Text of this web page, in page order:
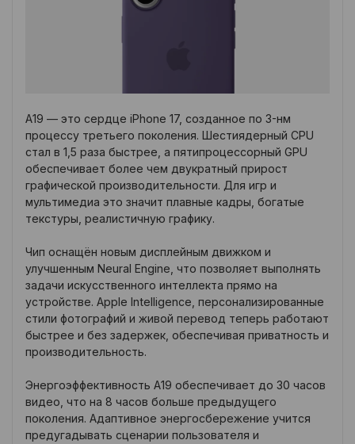
A19 — это сердце iPhone 17, созданное по 3-нм
процессу третьего поколения. Шестиядерный CPU
стал в 1,5 раза быстрее, а пятипроцессорный GPU
обеспечивает более чем двукратный прирост
графической производительности. Для игр и
мультимедиа это значит плавные кадры, богатые
текстуры, реалистичную графику.
Чип оснащён новым дисплейным движком и
улучшенным Neural Engine, что позволяет выполнять
задачи искусственного интеллекта прямо на
устройстве. Apple Intelligence, персонализированные
стили фотографий и живой перевод теперь работают
быстрее и без задержек, обеспечивая приватность и
производительность.
Энергоэффективность A19 обеспечивает до 30 часов
видео, что на 8 часов больше предыдущего
поколения. Адаптивное энергосбережение учится
предугадывать сценарии пользователя и